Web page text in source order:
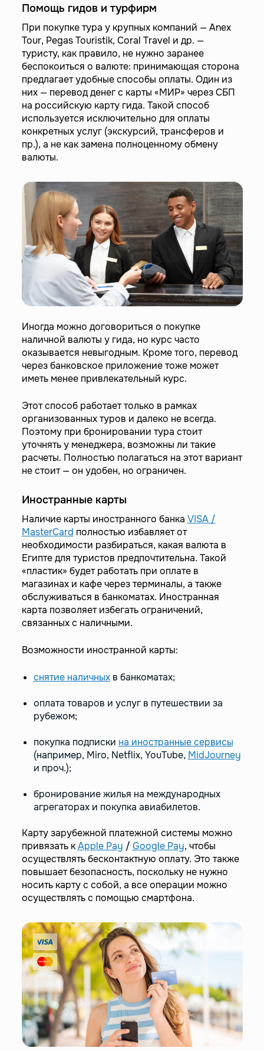
Помощь гидов и турфирм
При покупке тура у крупных компаний — Anex
Tour, Pegas Touristik, Coral Travel и др. —
туристу, как правило, не нужно заранее
беспокоиться о валюте: принимающая сторона
предлагает удобные способы оплаты. Один из
них — перевод денег с карты «МИР» через СБП
на российскую карту гида. Такой способ
используется исключительно для оплаты
конкретных услуг (экскурсий, трансферов и
пр.), а не как замена полноценному обмену
валюты.
Иногда можно договориться о покупке
наличной валюты у гида, но курс часто
оказывается невыгодным. Кроме того, перевод
через банковское приложение тоже может
иметь менее привлекательный курс.
Этот способ работает только в рамках
организованных туров и далеко не всегда.
Поэтому при бронировании тура стоит
уточнять у менеджера, возможны ли такие
расчеты. Полностью полагаться на этот вариант
не стоит — он удобен, но ограничен.
Иностранные карты
Наличие карты иностранного банка VISA /
MasterCard полностью избавляет от
необходимости разбираться, какая валюта в
Египте для туристов предпочтительна. Такой
«пластик» будет работать при оплате в
магазинах и кафе через терминалы, а также
обслуживаться в банкоматах. Иностранная
карта позволяет избегать ограничений,
связанных с наличными.
Возможности иностранной карты:
снятие наличныхв банкоматах;
оплата товаров и услуг в путешествии за
рубежом;
покупка подписки на иностранные сервисы
(например, Miro, Netflix, YouTube, MidJourney
и проч.);
бронирование жилья на международных
агрегаторах и покупка авиабилетов.
Карту зарубежной платежной системы можно
привязать кApple Pay / Google Pay, чтобы
осуществлять бесконтактную оплату. Это также
повышает безопасность, поскольку не нужно
носить карту с собой, а все операции можно
осуществлять с помощью смартфона.